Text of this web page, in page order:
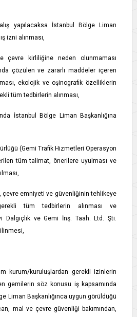
yapılacaksa İstanbul Bölge Liman
izni alınması,
çevre kirliliğine neden olunmaması
çözülen ve zararlı maddeler içeren
ekolojik ve oşinografik özelliklerin
tüm tedbirlerin alınması,
İstanbul Bölge Liman Başkanlığına
(Gemi Trafik Hizmetleri Operasyon
tüm talimat, önerilere uyulması ve
çevre emniyeti ve güvenliğinin tehlikeye
tüm tedbirlerin alınması ve
Dalgıçlık ve Gemi İnş. Taah. Ltd. Şti.
kurum/kuruluşlardan gerekli izinlerin
gemilerin söz konusu iş kapsamında
Liman Başkanlığınca uygun görüldüğü
mal ve çevre güvenliği bakımından,